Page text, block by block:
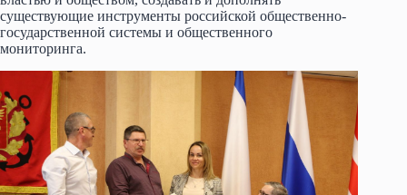
существующие инструменты российской общественно-
государственной системы и общественного
мониторинга.